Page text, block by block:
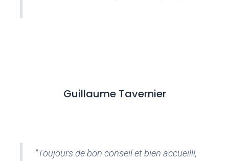
Guillaume Tavernier
"Toujours de bon conseil et bien accueilli,